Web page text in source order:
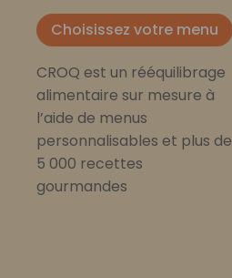
Choisissez votre menu
CROQ est un rééquilibrage
alimentaire sur mesure à
l’aide de menus
personnalisables et plus de
5 000 recettes
gourmandes